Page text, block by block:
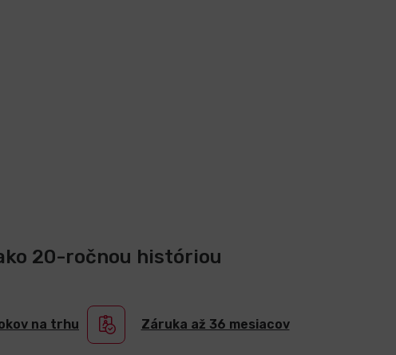
20-ročnou históriou
na trhu Záruka až 36 mesiacov